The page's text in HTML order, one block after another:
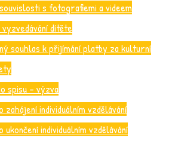
s fotografiemi a videem
dítěte
souhlas k přijímání platby za kulturní
spisu – výzva
zahájení individuálním vzdělávání
ukončení individuálním vzdělávání